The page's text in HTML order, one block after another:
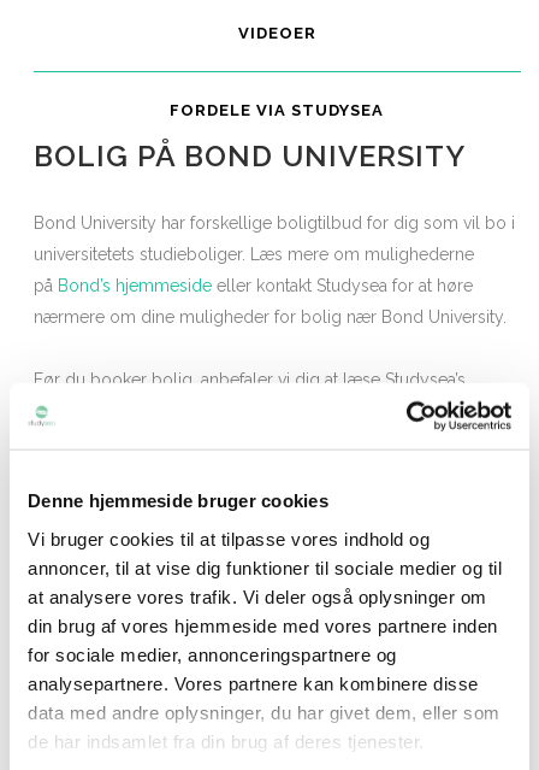
Denne hjemmeside bruger cookies
Vi bruger cookies til at tilpasse vores indhold og
annoncer, til at vise dig funktioner til sociale medier og til
at analysere vores trafik. Vi deler også oplysninger om
din brug af vores hjemmeside med vores partnere inden
for sociale medier, annonceringspartnere og
analysepartnere. Vores partnere kan kombinere disse
data med andre oplysninger, du har givet dem, eller som
de har indsamlet fra din brug af deres tjenester.
VIDEOER
FORDELE VIA STUDYSEA
BOLIG PÅ BOND UNIVERSITY
Bond University har forskellige boligtilbud for dig som vil bo i
universitetets studieboliger. Læs mere om mulighederne
på Bond’s hjemmeside eller kontakt Studysea for at høre
nærmere om dine muligheder for bolig nær Bond University.
Før du booker bolig, anbefaler vi dig at læse Studysea’s
Boligguide igennem, da universitetets studieboliger måske
nedenstående fordele:
Studysea’s Facebookgruppe: Her kan du både få kontakt til
andre studerende som skal afsted samme tid som dig, men
også nuværende og tidligere studerende vi har hjulpet til din
destination.
Pre-departure briefing: Her kan du møde andre som skal til
udlandet at studere via Studysea samt få svar på de sidste ting